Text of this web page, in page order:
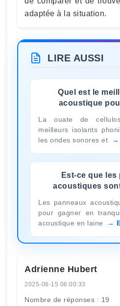
adaptée à la situation.
LIRE AUSSI
Quel est le
acoustique
La ouate de
meilleurs isolants
les ondes sonores et
Est-ce que les
acoustiques
Les panneaux
pour gagner en
acoustique en laine
Adrienne Hubert
2025-06-15 06:00:33
Nombre de réponses : 19